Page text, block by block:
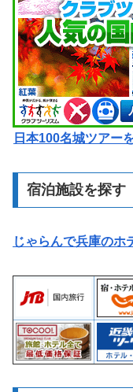
日本100名城ツアー
宿泊施設を探す
じゃらんで兵庫のホ